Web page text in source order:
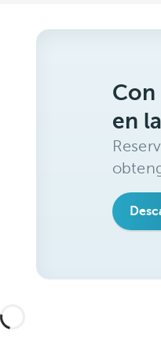
Con
en